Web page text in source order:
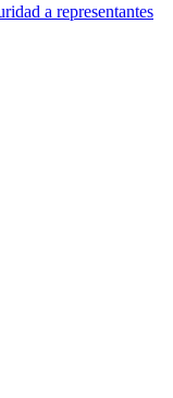
a representantes